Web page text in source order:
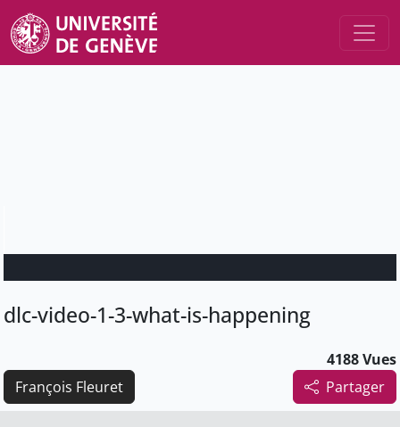
dlc-video-1-3-what-is-happening
4188 Vues
Partager
François Fleuret